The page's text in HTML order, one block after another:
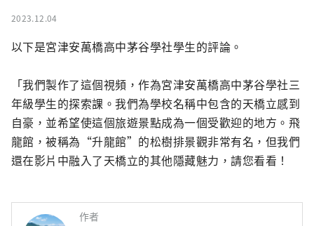
2023.12.04
以下是宮津安萬橋高中茅谷學社學生的評論。
「我們製作了這個視頻，作為宮津安萬橋高中茅谷學社三
年級學生的探索課。我們為學校名稱中包含的天橋立感到
自豪，並希望使這個旅遊景點成為一個受歡迎的地方。飛
龍館，被稱為“升龍館”的松樹排景觀非常有名，但我們
還在影片中融入了天橋立的其他隱藏魅力，請您看看！
作者